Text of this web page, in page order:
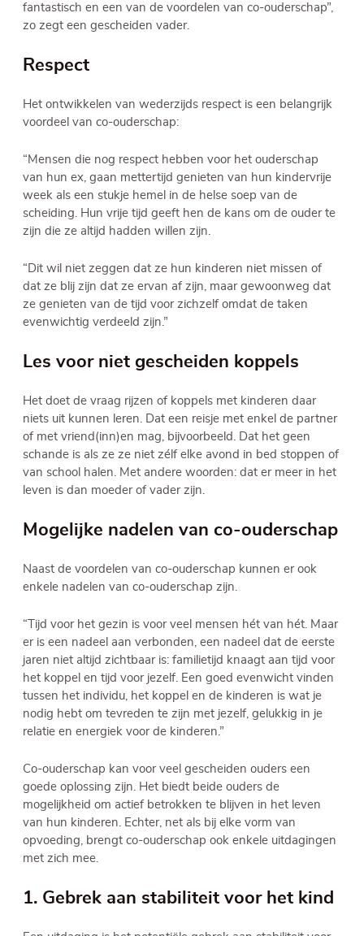
fantastisch en een van de voordelen van co-ouderschap”,
zo zegt een gescheiden vader.
Respect
Het ontwikkelen van wederzijds respect is een belangrijk
voordeel van co-ouderschap:
“Mensen die nog respect hebben voor het ouderschap
van hun ex, gaan mettertijd genieten van hun kindervrije
week als een stukje hemel in de helse soep van de
scheiding. Hun vrije tijd geeft hen de kans om de ouder te
zijn die ze altijd hadden willen zijn.
“Dit wil niet zeggen dat ze hun kinderen niet missen of
dat ze blij zijn dat ze ervan af zijn, maar gewoonweg dat
ze genieten van de tijd voor zichzelf omdat de taken
evenwichtig verdeeld zijn.”
Les voor niet gescheiden koppels
Het doet de vraag rijzen of koppels met kinderen daar
niets uit kunnen leren. Dat een reisje met enkel de partner
of met vriend(inn)en mag, bijvoorbeeld. Dat het geen
schande is als ze ze niet zélf elke avond in bed stoppen of
van school halen. Met andere woorden: dat er meer in het
leven is dan moeder of vader zijn.
Mogelijke nadelen van co-ouderschap
Naast de voordelen van co-ouderschap kunnen er ook
enkele nadelen van co-ouderschap zijn.
“Tijd voor het gezin is voor veel mensen hét van hét. Maar
er is een nadeel aan verbonden, een nadeel dat de eerste
jaren niet altijd zichtbaar is: familietijd knaagt aan tijd voor
het koppel en tijd voor jezelf. Een goed evenwicht vinden
tussen het individu, het koppel en de kinderen is wat je
nodig hebt om tevreden te zijn met jezelf, gelukkig in je
relatie en energiek voor de kinderen.”
Co-ouderschap kan voor veel gescheiden ouders een
goede oplossing zijn. Het biedt beide ouders de
mogelijkheid om actief betrokken te blijven in het leven
van hun kinderen. Echter, net als bij elke vorm van
opvoeding, brengt co-ouderschap ook enkele uitdagingen
met zich mee.
1. Gebrek aan stabiliteit voor het kind